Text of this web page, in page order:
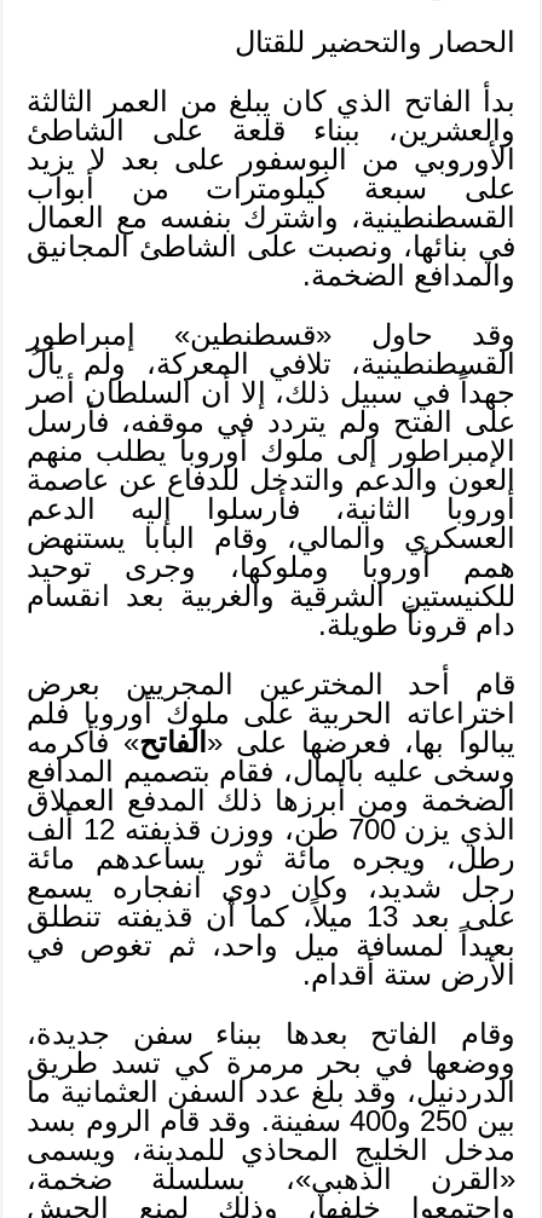
الحصار والتحضير للقتال
بدأ الفاتح الذي كان يبلغ من العمر الثالثة
والعشرين، ببناء قلعة على الشاطئ
الأوروبي من البوسفور على بعد لا يزيد
على سبعة كيلومترات من أبواب
القسطنطينية، واشترك بنفسه مع العمال
في بنائها، ونصبت على الشاطئ المجانيق
والمدافع الضخمة.
وقد حاول «قسطنطين» إمبراطور
القسطنطينية، تلافي المعركة، ولم يألُ
جهداً في سبيل ذلك، إلا أن السلطان أصر
على الفتح ولم يتردد في موقفه، فأرسل
الإمبراطور إلى ملوك أوروبا يطلب منهم
العون والدعم والتدخل للدفاع عن عاصمة
أوروبا الثانية، فأرسلوا إليه الدعم
العسكري والمالي، وقام البابا يستنهض
همم أوروبا وملوكها، وجرى توحيد
للكنيستين الشرقية والغربية بعد انقسام
دام قروناً طويلة.
قام أحد المخترعين المجريين بعرض
اختراعاته الحربية على ملوك أوروبا فلم
يبالوا بها، فعرضها على « الفاتح» فأكرمه
وسخى عليه بالمال، فقام بتصميم المدافع
الضخمة ومن أبرزها ذلك المدفع العملاق
الذي يزن 700 طن، ووزن قذيفته 12 ألف
رطل، ويجره مائة ثور يساعدهم مائة
رجل شديد، وكان دوي انفجاره يسمع
على بعد 13 ميلاً، كما أن قذيفته تنطلق
بعيداً لمسافة ميل واحد، ثم تغوص في
الأرض ستة أقدام.
وقام الفاتح بعدها ببناء سفن جديدة،
ووضعها في بحر مرمرة كي تسد طريق
الدردنيل، وقد بلغ عدد السفن العثمانية ما
بين 250 و400 سفينة. وقد قام الروم بسد
مدخل الخليج المحاذي للمدينة، ويسمى
«القرن الذهبي»، بسلسلة ضخمة،
واجتمعوا خلفها، وذلك لمنع الجيش